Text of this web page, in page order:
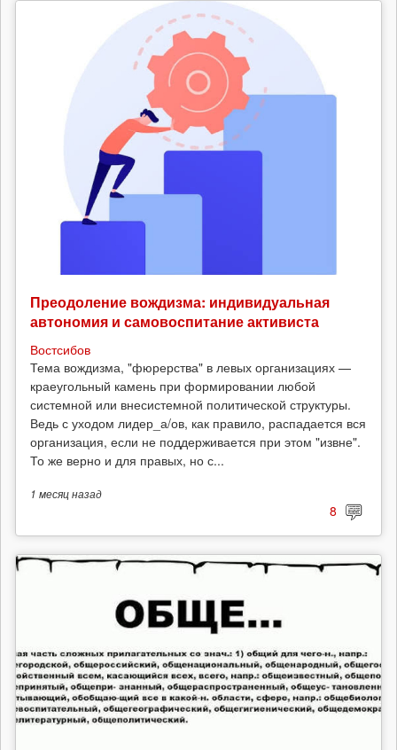
Преодоление вождизма: индивидуальная
автономия и самовоспитание активиста
Востсибов
Тема вождизма, "фюрерства" в левых организациях —
краеугольный камень при формировании любой
системной или внесистемной политической структуры.
Ведь с уходом лидер_а/ов, как правило, распадается вся
организация, если не поддерживается при этом "извне".
То же верно и для правых, но с...
1 месяцназад
8